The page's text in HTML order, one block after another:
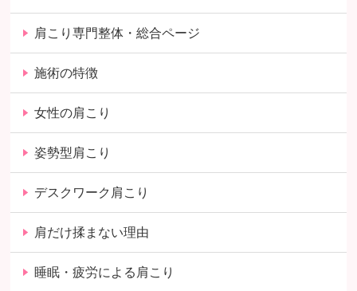
肩こり専門整体・総合ページ
施術の特徴
女性の肩こり
姿勢型肩こり
デスクワーク肩こり
肩だけ揉まない理由
睡眠・疲労による肩こり